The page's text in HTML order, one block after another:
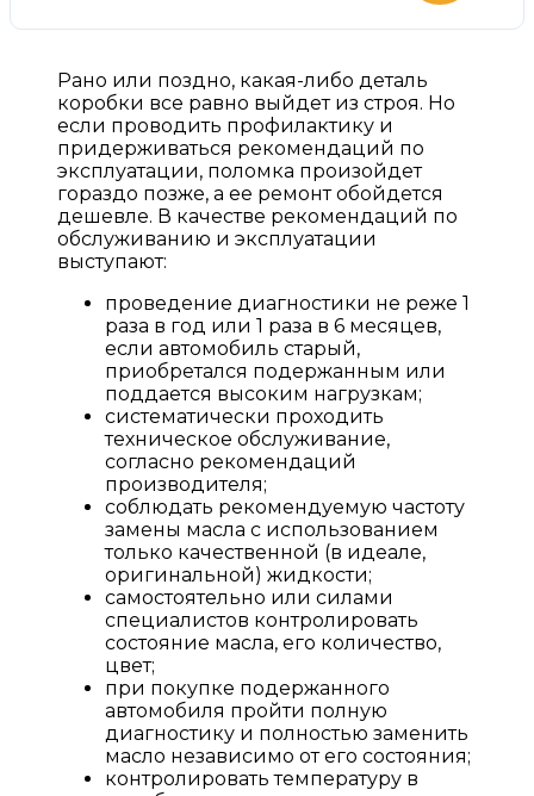
Рано или поздно, какая-либо деталь
коробки все равно выйдет из строя. Но
если проводить профилактику и
придерживаться рекомендаций по
эксплуатации, поломка произойдет
гораздо позже, а ее ремонт обойдется
дешевле. В качестве рекомендаций по
обслуживанию и эксплуатации
выступают:
проведение диагностики не реже 1
раза в год или 1 раза в 6 месяцев,
если автомобиль старый,
приобретался подержанным или
поддается высоким нагрузкам;
систематически проходить
техническое обслуживание,
согласно рекомендаций
производителя;
соблюдать рекомендуемую частоту
замены масла с использованием
только качественной (в идеале,
оригинальной) жидкости;
самостоятельно или силами
специалистов контролировать
состояние масла, его количество,
цвет;
при покупке подержанного
автомобиля пройти полную
диагностику и полностью заменить
масло независимо от его состояния;
контролировать температуру в